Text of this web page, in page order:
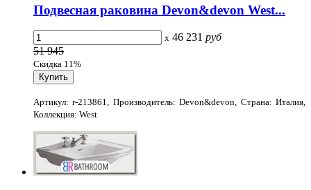
Подвесная раковина Devon&devon West...
x 46 231 руб
51 945
Скидка 11%
Артикул: r-213861, Производитель: Devon&devon, Страна: Италия,
Коллекция: West